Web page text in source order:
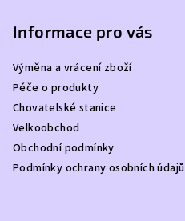
Informace pro vás
Výměna a vrácení zboží
Péče o produkty
Chovatelské stanice
Velkoobchod
Obchodní podmínky
Podmínky ochrany osobních údajů